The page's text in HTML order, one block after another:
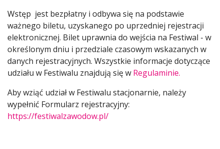
Wstęp jest bezpłatny i odbywa się na podstawie
ważnego biletu, uzyskanego po uprzedniej rejestracji
elektronicznej. Bilet uprawnia do wejścia na Festiwal - w
określonym dniu i przedziale czasowym wskazanych w
danych rejestracyjnych. Wszystkie informacje dotyczące
udziału w Festiwalu znajdują się w Regulaminie.
Aby wziąć udział w Festiwalu stacjonarnie, należy
wypełnić Formularz rejestracyjny:
https://festiwalzawodow.pl/